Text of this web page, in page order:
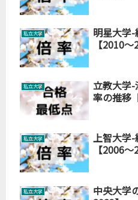
私立大学
明星大学
【2010～
私立大学
立教大学
率の推移
私立大学
上智大学
【2006～
私立大学
中央大学